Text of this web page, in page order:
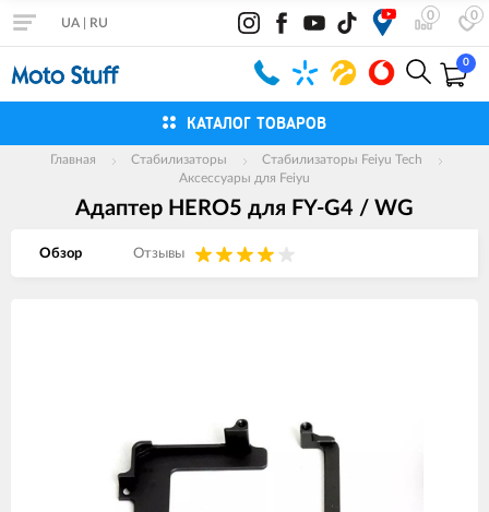
0 0
UA RU
0
КАТАЛОГ ТОВАРОВ
Главная Стабилизаторы
Стабилизаторы Feiyu Tech
Аксессуары для Feiyu
Адаптер HERO5 для FY-G4 / WG
Обзор Отзывы